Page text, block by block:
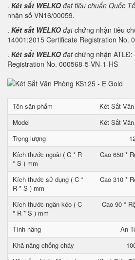
. Két sắt WELKO đạt tiêu chuẩn Quốc Tế
nhận số VN16/00059.
. Két sắt WELKO đạt chứng nhận tiêu
14001:2015 Certificate Registration No.
. Két sắt WELKO đạtchứng nhận ATLĐ:
Registration No. 000568-5-VN-1-HS
Tên sản phẩm
Két Sắt
Model
Két Sắt
Trọng lượng
Kích thước ngoài ( C * R
* S ) mm
Cao 650 *
Kích thước sử dụng ( C *
R * S ) mm
Cao 310 *
Kích thước ngăn kéo ( C
* R * S ) mm
Cao 90 *
Tính năng
An
Khả năng chống cháy